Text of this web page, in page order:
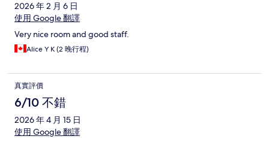
2026 年 2 月 6 日
使用 Google 翻譯
Very nice room and good staff.
Alice Y K (2 晚行程)
真實評價
6/10 不錯
2026 年 4 月 15 日
使用 Google 翻譯